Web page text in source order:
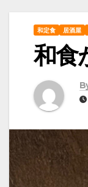
和定食 居酒屋
和食